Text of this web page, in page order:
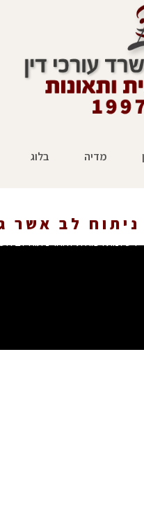
מדיה בלוג
רשלנות רפואית לאחר ניתוח לב
לב אשר